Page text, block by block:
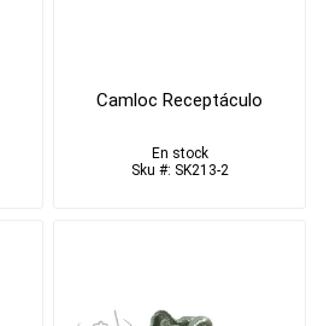
Camloc Receptáculo
En stock
Sku #: SK213-2